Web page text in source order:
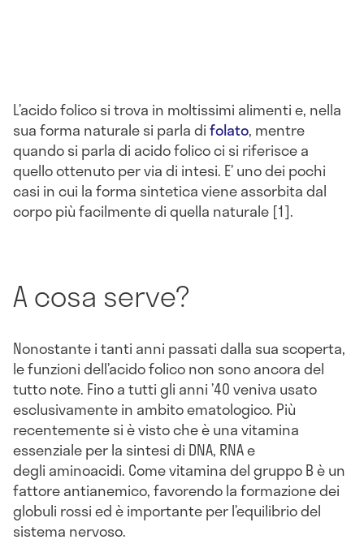
L’acido folico si trova in moltissimi alimenti e, nella
sua forma naturale si parla difolato, mentre
quando si parla di acido folico ci si riferisce a
quello ottenuto per via di intesi. E’ uno dei pochi
casi in cui la forma sintetica viene assorbita dal
corpo più facilmente di quella naturale [1].
A cosa serve?
Nonostante i tanti anni passati dalla sua scoperta,
le funzioni dell’acido folico non sono ancora del
tutto note. Fino a tutti gli anni ’40 veniva usato
esclusivamente in ambito ematologico. Più
recentemente si è visto che è una vitamina
essenziale per la sintesi di DNA, RNA e
degli aminoacidi. Come vitamina del gruppo B è un
fattore antianemico, favorendo la formazione dei
globuli rossi ed è importante per l’equilibrio del
sistema nervoso.